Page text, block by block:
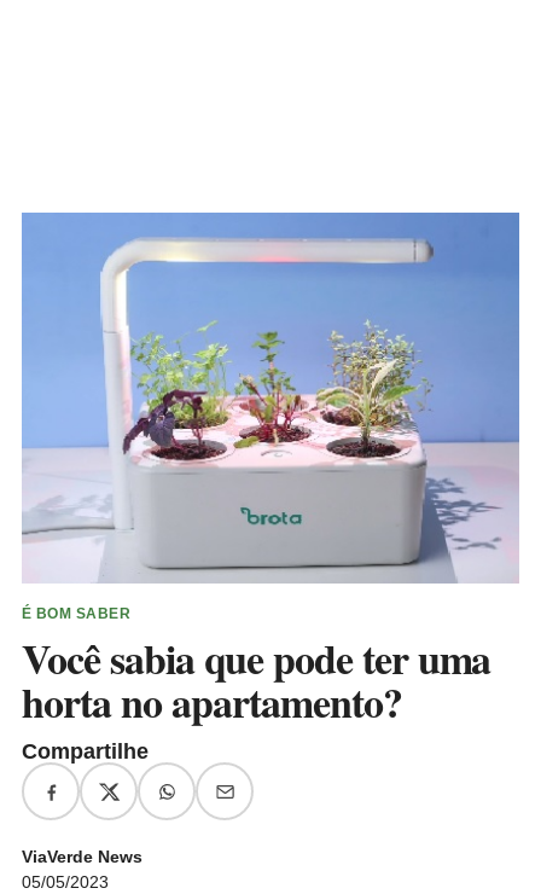
É BOM SABER
Você sabia que pode ter uma
horta no apartamento?
Compartilhe
ViaVerde News
05/05/2023